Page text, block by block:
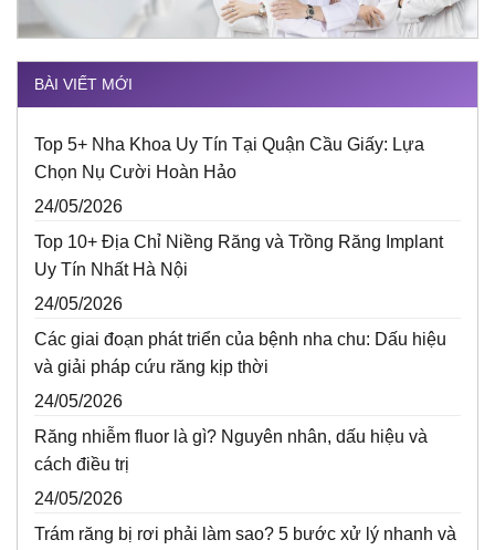
BÀI VIẾT MỚI
Top 5+ Nha Khoa Uy Tín Tại Quận Cầu Giấy: Lựa
Chọn Nụ Cười Hoàn Hảo
24/05/2026
Top 10+ Địa Chỉ Niềng Răng và Trồng Răng Implant
Uy Tín Nhất Hà Nội
24/05/2026
Các giai đoạn phát triển của bệnh nha chu: Dấu hiệu
và giải pháp cứu răng kịp thời
24/05/2026
Răng nhiễm fluor là gì? Nguyên nhân, dấu hiệu và
cách điều trị
24/05/2026
Trám răng bị rơi phải làm sao? 5 bước xử lý nhanh và